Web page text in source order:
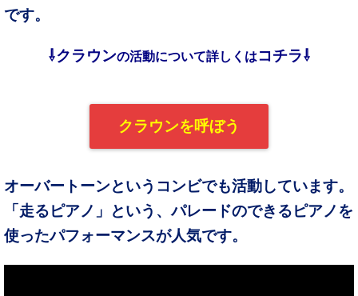
です。
⇩クラウンの活動について詳しくはコチラ⇩
クラウンを呼ぼう
オーバートーンというコンビでも活動しています。
「走るピアノ」という、パレードのできるピアノを
使ったパフォーマンスが人気です。